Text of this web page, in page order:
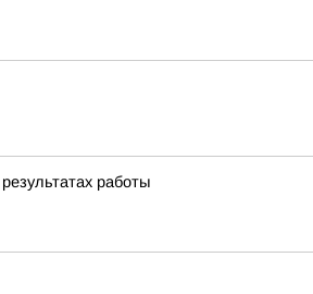
работы